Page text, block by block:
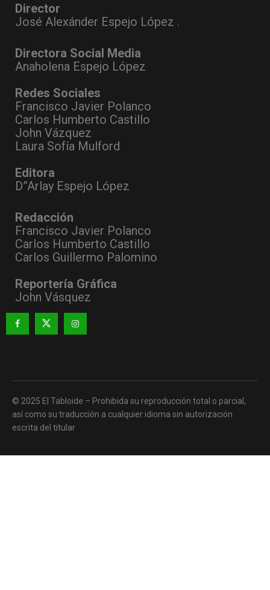
Director
José Alexánder Espejo López .
Directora Social Media
Anaholena Espejo López
Redes Sociales
Francisco Javier Polanco
Carlos Humberto Castillo
John Vázquez
Laura Sofía Mulford
Editora
D”Arlay Espejo López
Redacción
Francisco Javier Polanco
Carlos Humberto Castillo
Carlos Guillermo Palomino
Reportería Gráfica
John Vásquez
© 2025 El Tabloide – Prohibida su reproducción total o parcial,
así como su traducción a cualquier idioma sin autorización
escrita del titular